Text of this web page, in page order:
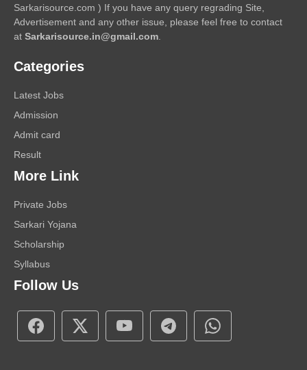
Sarkarisource.com ) If you have any query regrading Site,
Advertisement and any other issue, please feel free to contact
at Sarkarisource.in@gmail.com
Categories
Latest Jobs
Admission
Admit card
Result
More Link
Private Jobs
Sarkari Yojana
Scholarship
Syllabus
Follow Us